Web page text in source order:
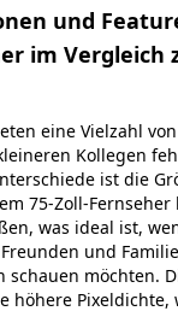
und
im Vergleich
eine Vielzahl
Kollegen
ist die
75-Zoll-Fernseher
was ideal ist,
und
möchten.
höhere Pixeldichte,